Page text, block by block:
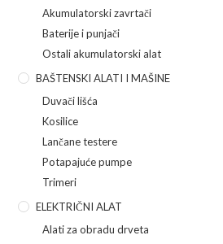
Akumulatorski zavrtači
Baterije i punjači
Ostali akumulatorski alat
BAŠTENSKI ALATI I MAŠINE
Duvači lišća
Kosilice
Lančane testere
Potapajuće pumpe
Trimeri
ELEKTRIČNI ALAT
Alati za obradu drveta